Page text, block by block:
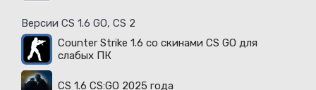
Версии CS 1.6 GO, CS 2
Counter Strike 1.6 со скинами CS GO для
слабых ПК
CS 1.6 CS:GO 2025 года